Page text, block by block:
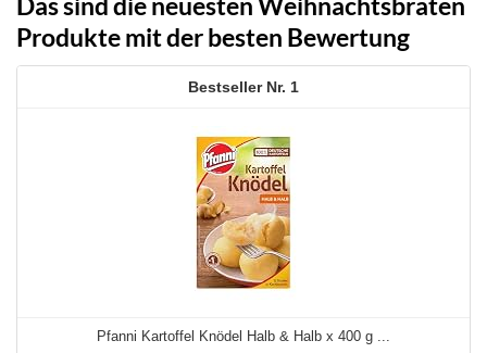
Produkte mit der besten Bewertung
1
Pfanni Kartoffel Knödel Halb & Halb x 400 g ...